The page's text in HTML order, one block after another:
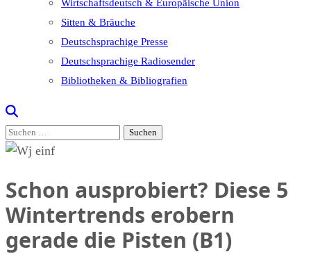
Wirtschaftsdeutsch & Europäische Union
Sitten & Bräuche
Deutschsprachige Presse
Deutschsprachige Radiosender
Bibliotheken & Bibliografien
Suchen
nach:
Schon ausprobiert? Diese 5
Wintertrends erobern
gerade die Pisten (B1)